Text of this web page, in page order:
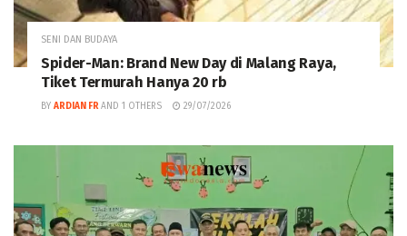
SENI DAN BUDAYA
Spider-Man: Brand New Day di Malang Raya,
Tiket Termurah Hanya 20 rb
BY ARDIAN FR AND 1 OTHERS 29/07/2026